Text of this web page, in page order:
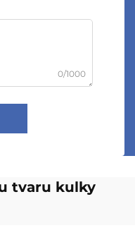
0/1000
tvaru kulky